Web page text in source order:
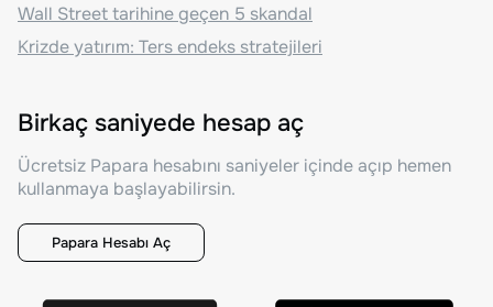
Wall Street tarihine geçen 5 skandal
Krizde yatırım: Ters endeks stratejileri
Birkaç saniyede hesap aç
Ücretsiz Papara hesabını saniyeler içinde açıp hemen
kullanmaya başlayabilirsin.
Papara Hesabı Aç